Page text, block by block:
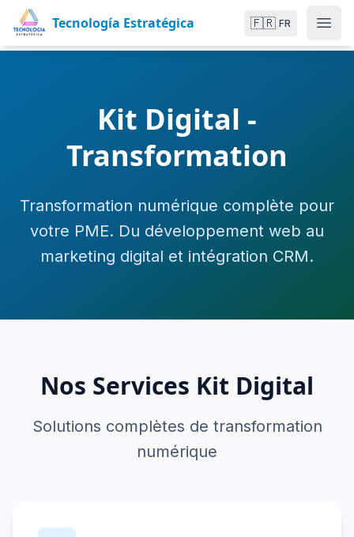
Tecnología Estratégica 🇫🇷 FR
Kit Digital -
Transformation
Transformation numérique complète pour
votre PME. Du développement web au
marketing digital et intégration CRM.
Nos Services Kit Digital
Solutions complètes de transformation
numérique